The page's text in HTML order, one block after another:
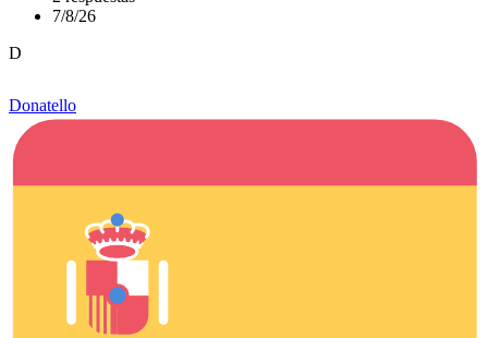
7/8/26
D
Donatello